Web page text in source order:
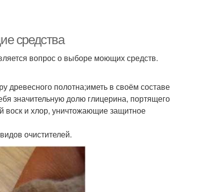
средства
вопрос о выборе моющих средств.
древесного полотна;иметь в своём составе
значительную долю глицерина, портящего
воск и хлор, уничтожающие защитное
очистителей.